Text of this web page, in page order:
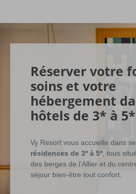
Réserver votre
soins et votre
hébergement
hôtels de 3* à
Vy Resort vous accueille dans
résidences de 3* à 5* , tous
des berges de l’Allier et du
séjour bien-être tout confort.